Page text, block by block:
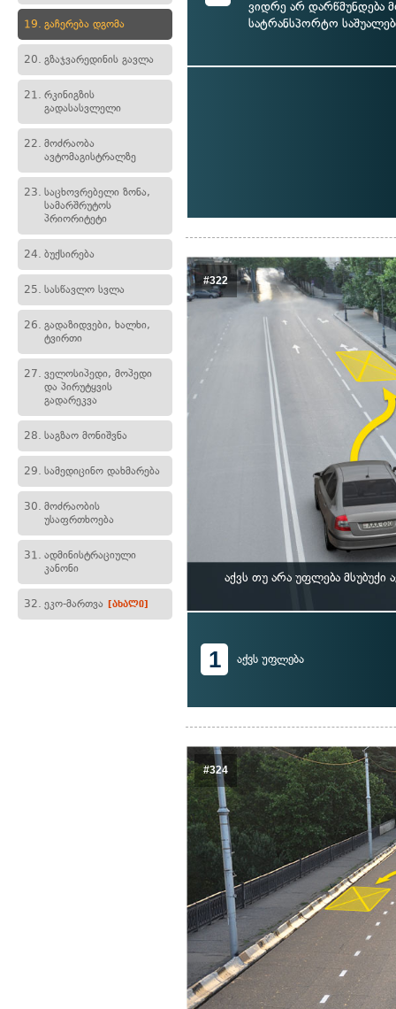
19. გაჩერება დგომა
20. გზაჯვარედინის გავლა
21. რკინიგზის
გადასასვლელი
22. მოძრაობა
ავტომაგისტრალზე
23. საცხოვრებელი ზონა,
სამარშრუტოს
პრიორიტეტი
24. ბუქსირება
25. სასწავლო სვლა
26. გადაზიდვები, ხალხი,
ტვირთი
27. ველოსიპედი, მოპედი
და პირუტყვის
გადარეკვა
28. საგზაო მონიშვნა
29. სამედიცინო დახმარება
30. მოძრაობის
უსაფრთხოება
31. ადმინისტრაციული
კანონი
32. ეკო-მართვა [ახალი]
ვიდრე არ დარწმუნდება
სატრანსპორტო
#322
აქვს თუ არა უფლება
1 აქვს უფლება
#324